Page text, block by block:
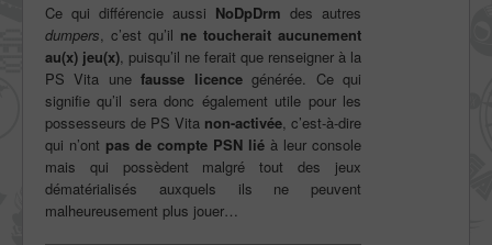
Ce qui différencie aussi NoDpDrm des autres
dumpers , c’est qu’il ne toucherait aucunement
au(x) jeu(x) , puisqu’il ne ferait que renseigner à la
PS Vita unefausse licencegénérée. Ce qui
signifie qu’il sera donc également utile pour les
possesseurs de PS Vita non-activée , c’est-à-dire
qui n’ont pas de compte PSN lié à leur console
mais qui possèdent malgré tout des jeux
dématérialisés auxquels ils ne peuvent
malheureusement plus jouer…